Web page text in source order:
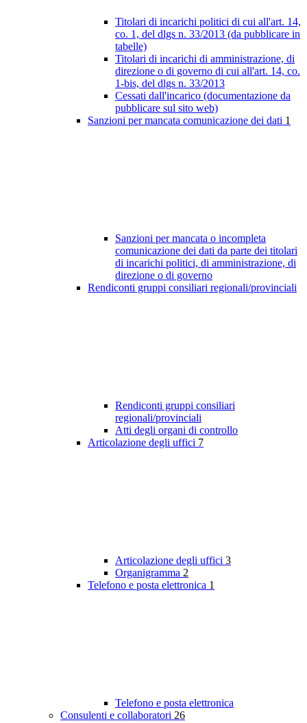
Titolari di incarichi politici di cui all'art. 14,
co. 1, del dlgs n. 33/2013 (da pubblicare in
tabelle)
Titolari di incarichi di amministrazione, di
direzione o di governo di cui all'art. 14, co.
1-bis, del dlgs n. 33/2013
Cessati dall'incarico (documentazione da
pubblicare sul sito web)
Sanzioni per mancata comunicazione dei dati 1
Sanzioni per mancata o incompleta
comunicazione dei dati da parte dei titolari
di incarichi politici, di amministrazione, di
direzione o di governo
Rendiconti gruppi consiliari regionali/provinciali
Rendiconti gruppi consiliari
regionali/provinciali
Atti degli organi di controllo
Articolazione degli uffici 7
Articolazione degli uffici 3
Organigramma 2
Telefono e posta elettronica 1
Telefono e posta elettronica
Consulenti e collaboratori 26